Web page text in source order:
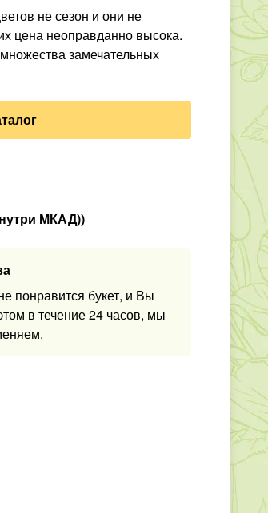
не сезон и они не
цена неоправданно высока.
замечательных
МКАД))
понравится букет, и Вы
в течение 24 часов, мы